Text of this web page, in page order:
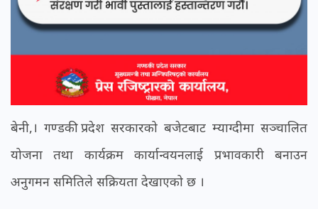
बेनी,। गण्डकी प्रदेश सरकारको बजेटबाट म्याग्दीमा सञ्चालित
योजना तथा कार्यक्रम कार्यान्वयनलाई प्रभावकारी बनाउन
अनुगमन समितिले सक्रियता देखाएको छ ।